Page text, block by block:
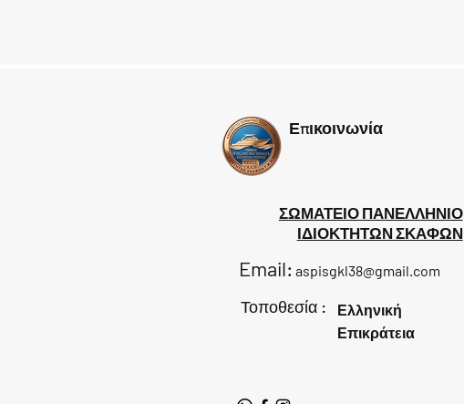
Επικοινωνία
ΣΩΜΑΤΕΙΟ ΠΑΝΕΛΛΗΝΙΟ
ΙΔΙΟΚΤΗΤΩΝ ΣΚΑΦΩΝ
Email: aspisgkl38@gmail.com
Τοποθεσία :
Ελληνική
Επικράτεια